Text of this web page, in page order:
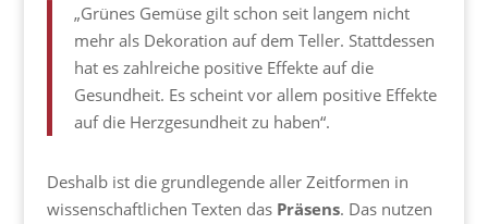
„Grünes Gemüse gilt schon seit langem nicht
mehr als Dekoration auf dem Teller. Stattdessen
hat es zahlreiche positive Effekte auf die
Gesundheit. Es scheint vor allem positive Effekte
auf die Herzgesundheit zu haben“.
Deshalb ist die grundlegende aller Zeitformen in
wissenschaftlichen Texten das Präsens. Das nutzen